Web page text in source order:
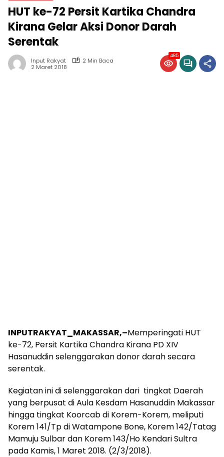
HUT ke-72 Persit Kartika Chandra
Kirana Gelar Aksi Donor Darah
Serentak
Input Rakyat
2 Min Baca
2 Maret 2018
485
INPUTRAKYAT_MAKASSAR,–Memperingati HUT
ke-72, Persit Kartika Chandra Kirana PD XIV
Hasanuddin selenggarakan donor darah secara
serentak.
Kegiatan ini di selenggarakan dari tingkat Daerah
yang berpusat di Aula Kesdam Hasanuddin Makassar
hingga tingkat Koorcab di Korem-Korem, meliputi
Korem 141/Tp di Watampone Bone, Korem 142/Tatag
Mamuju Sulbar dan Korem 143/Ho Kendari Sultra
pada Kamis, 1 Maret 2018. (2/3/2018).